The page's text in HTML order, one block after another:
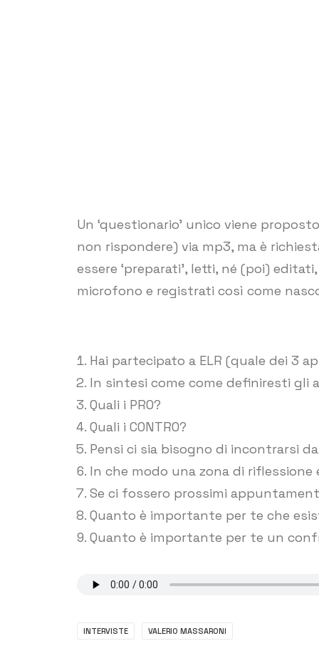
Un ‘questionario’ unico viene
non rispondere) via mp3, ma è
essere ‘preparati’, letti, né (poi)
microfono e registrati così come
Hai partecipato a ELR (quale dei 3
In sintesi come come definiresti gli
Quali i PRO?
Quali i CONTRO?
Pensi ci sia bisogno di incontrarsi
In che modo una zona di riflessione
Se ci fossero prossimi
Quanto è importante per te che
Quanto è importante per te un
INTERVISTE VALERIO MASSARONI